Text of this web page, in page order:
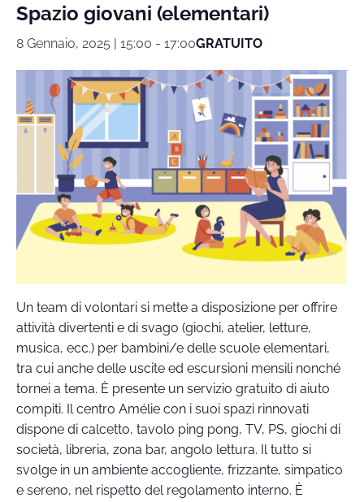
Spazio giovani (elementari)
8 Gennaio, 2025 | 15:00 - 17:00GRATUITO
Un team di volontari si mette a disposizione per offrire
attività divertenti e di svago (giochi, atelier, letture,
musica, ecc.) per bambini/e delle scuole elementari,
tra cui anche delle uscite ed escursioni mensili nonché
tornei a tema. È presente un servizio gratuito di aiuto
compiti. Il centro Amélie con i suoi spazi rinnovati
dispone di calcetto, tavolo ping pong, TV, PS, giochi di
società, libreria, zona bar, angolo lettura. Il tutto si
svolge in un ambiente accogliente, frizzante, simpatico
e sereno, nel rispetto del regolamento interno. È